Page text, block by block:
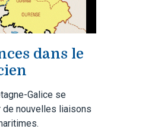
dans le
Galice se
de nouvelles liaisons